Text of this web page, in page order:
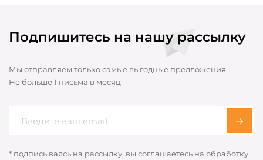
Подпишитесь на нашу рассылку
Мы отправляем только самые выгодные предложения.
Не больше 1 письма в месяц
* подписываясь на рассылку, вы соглашаетесь на обработку